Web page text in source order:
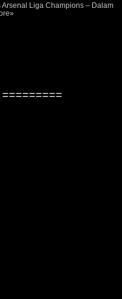
Liga Champions – Dalam